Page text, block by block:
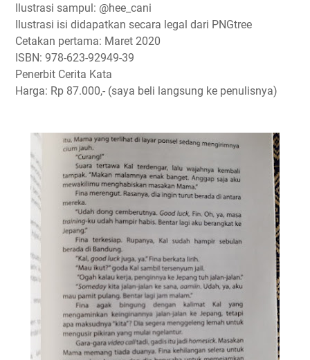
Ilustrasi sampul: @hee_cani
Ilustrasi isi didapatkan secara legal dari PNGtree
Cetakan pertama: Maret 2020
ISBN: 978-623-92949-39
Penerbit Cerita Kata
Harga: Rp 87.000,- (saya beli langsung ke penulisnya)